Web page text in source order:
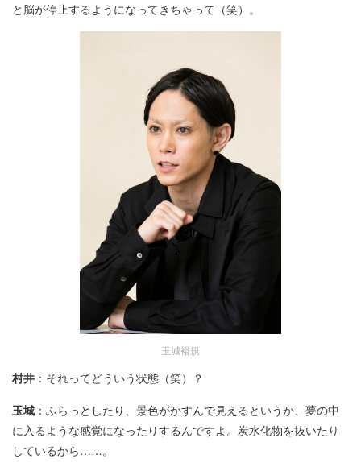
と脳が停止するようになってきちゃって（笑）。
玉城裕規
村井 ：それってどういう状態（笑）？
玉城 ：ふらっとしたり、景色がかすんで見えるというか、夢の中
に入るような感覚になったりするんですよ。炭水化物を抜いたり
しているから……。